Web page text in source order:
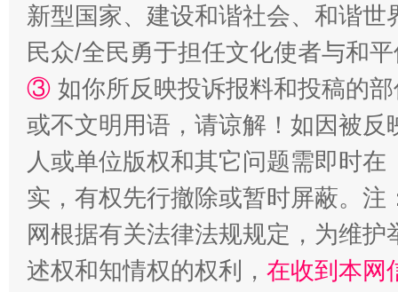
新型国家、建设和谐社会、和谐
民众/全民勇于担任文化使者与和
③ 如你所反映投诉报料和投稿的
或不文明用语，请谅解！如因被
人或单位版权和其它问题需即时在
实，有权先行撤除或暂时屏蔽。
网根据有关法律法规规定，为维
述权和知情权的权利， 在收到本网